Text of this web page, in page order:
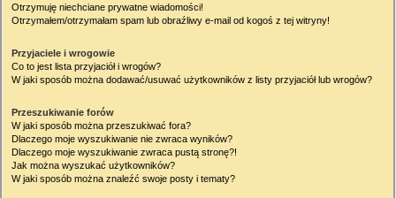
Otrzymuję niechciane prywatne wiadomości!
Otrzymałem/otrzymałam spam lub obraźliwy e-mail od kogoś z tej witryny!
Przyjaciele i wrogowie
Co to jest lista przyjaciół i wrogów?
W jaki sposób można dodawać/usuwać użytkowników z listy przyjaciół lub wrogów?
Przeszukiwanie forów
W jaki sposób można przeszukiwać fora?
Dlaczego moje wyszukiwanie nie zwraca wyników?
Dlaczego moje wyszukiwanie zwraca pustą stronę?!
Jak można wyszukać użytkowników?
W jaki sposób można znaleźć swoje posty i tematy?